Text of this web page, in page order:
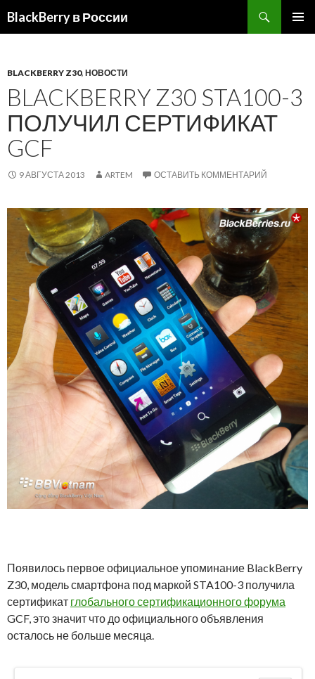
BlackBerry в России
BLACKBERRY Z30, НОВОСТИ
BLACKBERRY Z30 STA100-3
ПОЛУЧИЛ СЕРТИФИКАТ
GCF
9 АВГУСТА 2013 ARTEM ОСТАВИТЬ КОММЕНТАРИЙ
Появилось первое официальное упоминание BlackBerry
Z30, модель смартфона под маркой STA100-3 получила
сертификат глобального сертификационного форума
GCF, это значит что до официального объявления
осталось не больше месяца.